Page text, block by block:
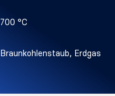
700 °C
Braunkohlenstaub, Erdgas